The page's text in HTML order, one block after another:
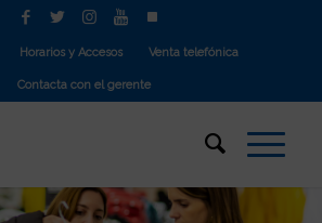
Horarios y Accesos Venta telefónica
Contacta con el gerente